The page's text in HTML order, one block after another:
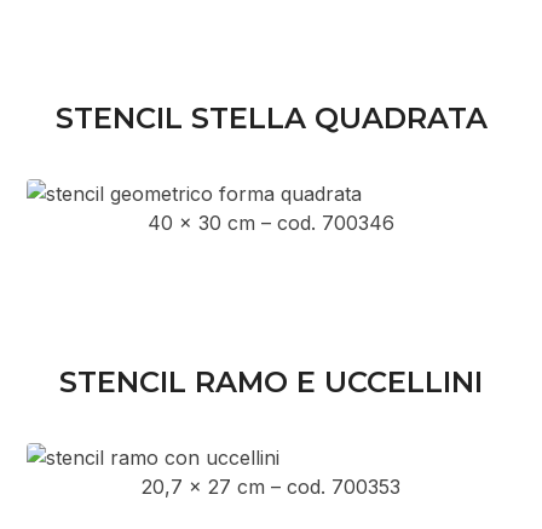
STENCIL STELLA QUADRATA
40 x 30 cm – cod. 700346
STENCIL RAMO E UCCELLINI
20,7 x 27 cm – cod. 700353